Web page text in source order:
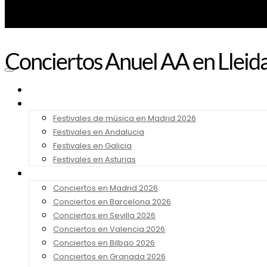
Festivales de música en Madrid 2026
Festivales en Andalucia
Festivales en Galicia
Festivales en Asturias
Conciertos en Madrid 2026
Conciertos en Barcelona 2026
Conciertos en Sevilla 2026
Conciertos en Valencia 2026
Conciertos en Bilbao 2026
Conciertos en Granada 2026
Conciertos Anuel AA en